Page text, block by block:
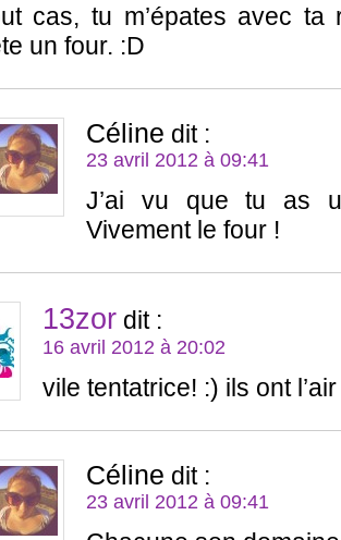
cas, tu m’épates avec
un four. :D
Céline dit :
23 avril 2012 à 09:41
J’ai vu que tu as
Vivement le four !
13zor dit :
16 avril 2012 à 20:02
vile tentatrice! :) ils ont
Céline dit :
23 avril 2012 à 09:41